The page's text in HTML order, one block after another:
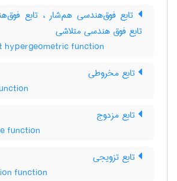
تابع فوق‌هندسی هم‌شار ، تابع
تابع فوق هندسی متلاشی
hypergeometric function
تابع مخروطی
تابع مزدوج
function
تابع تزویجی
function